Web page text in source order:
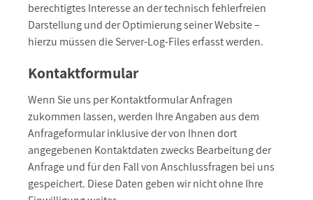
berechtigtes Interesse an der technisch fehlerfreien
Darstellung und der Optimierung seiner Website –
hierzu müssen die Server-Log-Files erfasst werden.
Kontaktformular
Wenn Sie uns per Kontaktformular Anfragen
zukommen lassen, werden Ihre Angaben aus dem
Anfrageformular inklusive der von Ihnen dort
angegebenen Kontaktdaten zwecks Bearbeitung der
Anfrage und für den Fall von Anschlussfragen bei uns
gespeichert. Diese Daten geben wir nicht ohne Ihre